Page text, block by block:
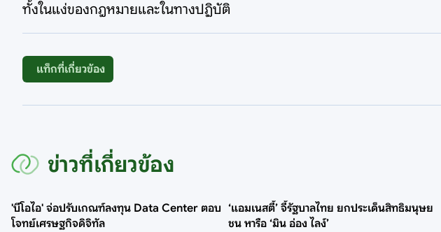
ทั้งในแง่ของกฎหมายและในทางปฏิบัติ
แท็กที่เกี่ยวข้อง
ข่าวที่เกี่ยวข้อง
'บีโอไอ' จ่อปรับเกณฑ์ลงทุน Data Center ตอบ
โจทย์เศรษฐกิจดิจิทัล
‘แอมเนสตี้’ จี้รัฐบาลไทย ยกประเด็นสิทธิมนุษย
ชน หารือ ‘มิน อ่อง ไลง์’